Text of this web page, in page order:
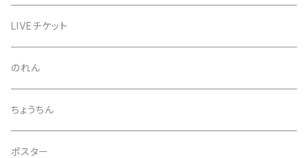
くつ下
お礼ボイス
アクリルスタンド
灰皿
夏至風景
プロマイド（マルベル堂）
24節気少年
毅然湯
スガヌマンチョコシール
A HARD DAY'S NIGHT
LIVEチケット
のれん
ちょうちん
ポスター